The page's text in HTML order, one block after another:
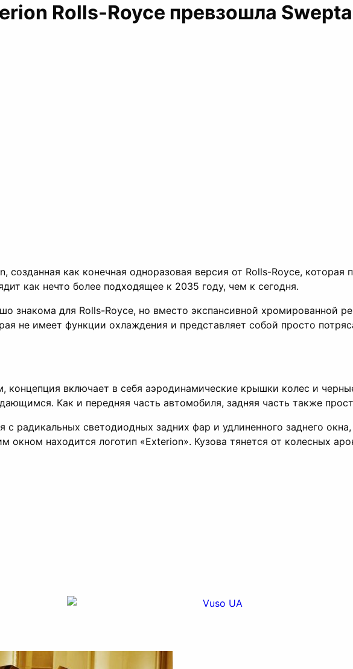
Rolls-Royce превзошла
созданная как конечная одноразовая версия от Rolls-Royce, которая
как нечто более подходящее к 2035 году, чем к сегодня.
знакома для Rolls-Royce, но вместо экспансивной хромированной
не имеет функции охлаждения и представляет собой просто
концепция включает в себя аэродинамические крышки колес и
Как и передняя часть автомобиля, задняя часть также
с радикальных светодиодных задних фар и удлиненного заднего
окном находится логотип «Exterion». Кузова тянется от колесных